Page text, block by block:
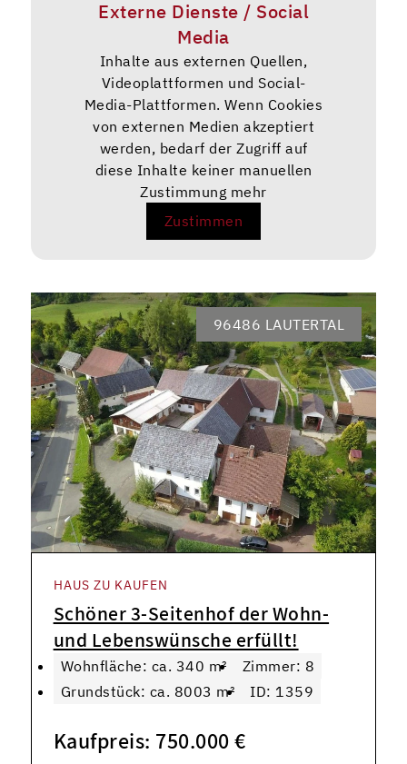
96486 LAUTERTAL
HAUS ZU KAUFEN
Schöner 3-Seitenhof der Wohn-
und Lebenswünsche erfüllt!
Wohnfläche: ca. 340 m²
Zimmer: 8
Grundstück: ca. 8003 m²
ID: 1359
Kaufpreis: 750.000 €
Externe Dienste / Social
Media
Inhalte aus externen Quellen,
Videoplattformen und Social-
Media-Plattformen. Wenn Cookies
von externen Medien akzeptiert
werden, bedarf der Zugriff auf
diese Inhalte keiner manuellen
Zustimmung mehr
Zustimmen